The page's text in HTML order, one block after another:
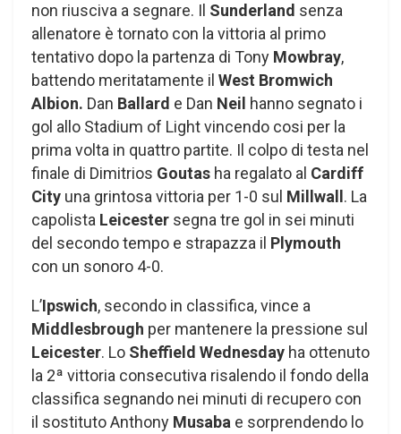
non riusciva a segnare. Il Sunderland senza
allenatore è tornato con la vittoria al primo
tentativo dopo la partenza di Tony Mowbray,
battendo meritatamente il West Bromwich
Albion. Dan Ballard e Dan Neil hanno segnato i
gol allo Stadium of Light vincendo cosi per la
prima volta in quattro partite. Il colpo di testa nel
finale di Dimitrios Goutas ha regalato al Cardiff
City una grintosa vittoria per 1-0 sul Millwall. La
capolista Leicester segna tre gol in sei minuti
del secondo tempo e strapazza il Plymouth
con un sonoro 4-0.
L’Ipswich, secondo in classifica, vince a
Middlesbrough per mantenere la pressione sul
Leicester. Lo Sheffield Wednesday ha ottenuto
la 2ª vittoria consecutiva risalendo il fondo della
classifica segnando nei minuti di recupero con
il sostituto Anthony Musaba e sorprendendo lo